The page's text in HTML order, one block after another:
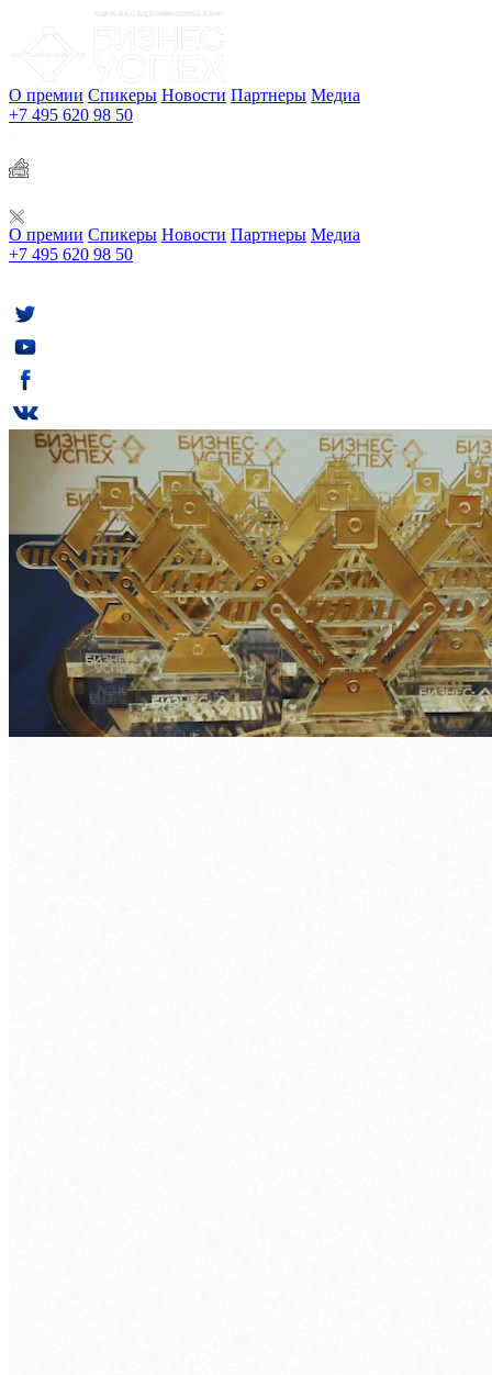
О премии Спикеры Новости Партнеры Медиа
+7 495 620 98 50
О премии Спикеры Новости Партнеры Медиа
+7 495 620 98 50